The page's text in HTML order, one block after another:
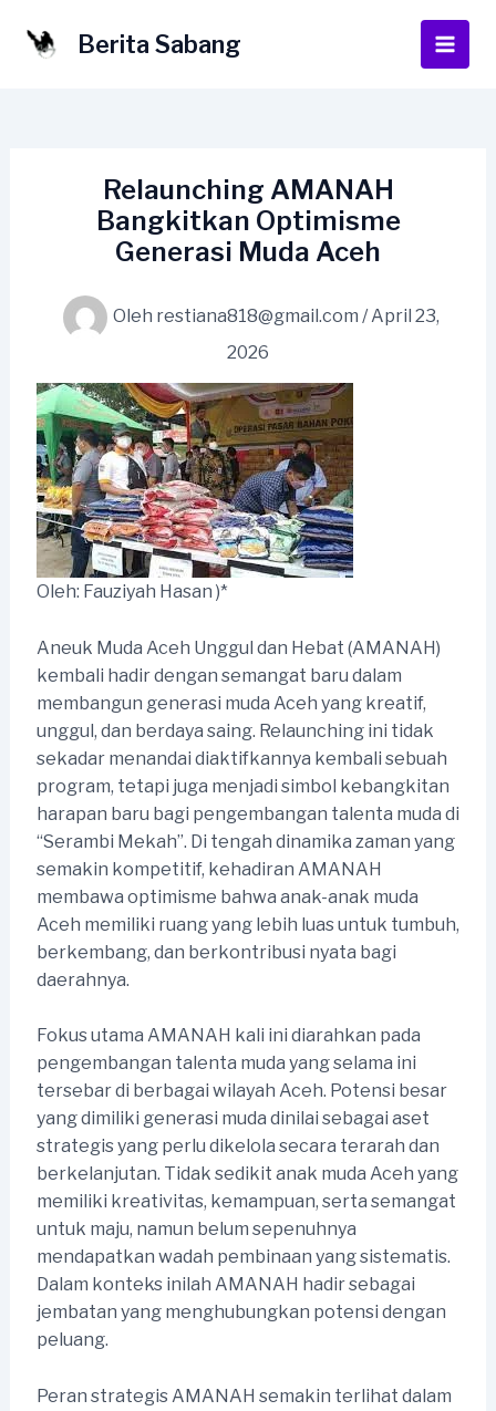
Berita Sabang
Main
Relaunching AMANAH
Bangkitkan Optimisme
Generasi Muda Aceh
Oleh restiana818@gmail.com /April 23,
2026
Oleh: Fauziyah Hasan )*
Aneuk Muda Aceh Unggul dan Hebat (AMANAH)
kembali hadir dengan semangat baru dalam
membangun generasi muda Aceh yang kreatif,
unggul, dan berdaya saing. Relaunching ini tidak
sekadar menandai diaktifkannya kembali sebuah
program, tetapi juga menjadi simbol kebangkitan
harapan baru bagi pengembangan talenta muda di
“Serambi Mekah”. Di tengah dinamika zaman yang
semakin kompetitif, kehadiran AMANAH
membawa optimisme bahwa anak-anak muda
Aceh memiliki ruang yang lebih luas untuk tumbuh,
berkembang, dan berkontribusi nyata bagi
daerahnya.
Fokus utama AMANAH kali ini diarahkan pada
pengembangan talenta muda yang selama ini
tersebar di berbagai wilayah Aceh. Potensi besar
yang dimiliki generasi muda dinilai sebagai aset
strategis yang perlu dikelola secara terarah dan
berkelanjutan. Tidak sedikit anak muda Aceh yang
memiliki kreativitas, kemampuan, serta semangat
untuk maju, namun belum sepenuhnya
mendapatkan wadah pembinaan yang sistematis.
Dalam konteks inilah AMANAH hadir sebagai
jembatan yang menghubungkan potensi dengan
peluang.
Peran strategis AMANAH semakin terlihat dalam